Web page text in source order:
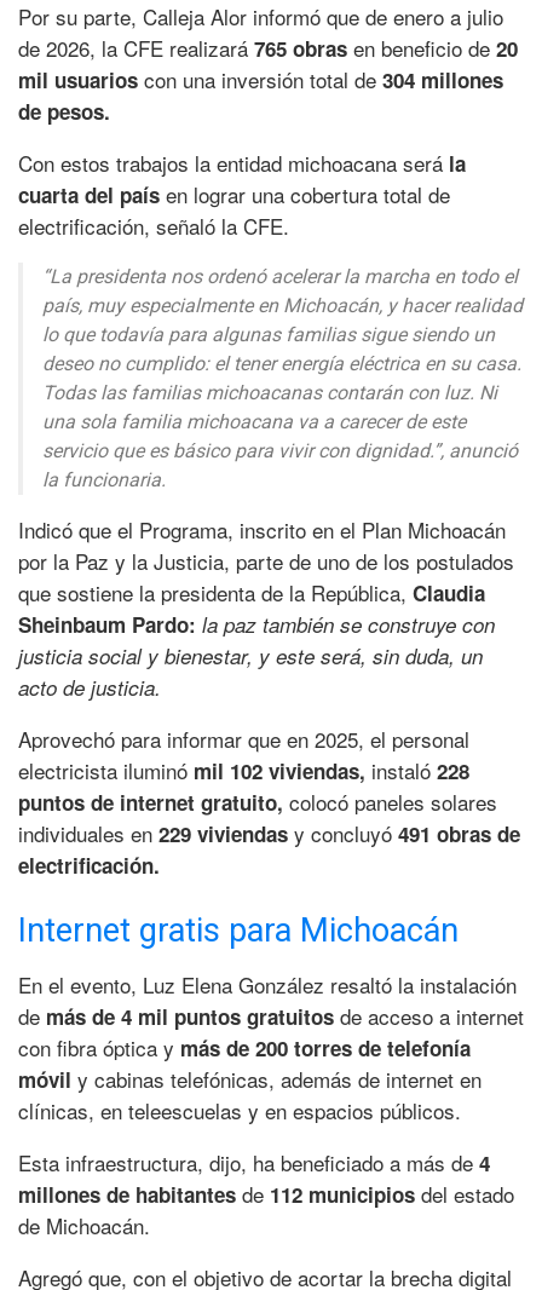
Por su parte, Calleja Alor informó que de enero a julio
de 2026, la CFE realizará 765 obras en beneficio de 20
mil usuarios con una inversión total de 304 millones
de pesos.
Con estos trabajos la entidad michoacana será la
cuarta del país en lograr una cobertura total de
electrificación, señaló la CFE.
“La presidenta nos ordenó acelerar la marcha en todo el
país, muy especialmente en Michoacán, y hacer realidad
lo que todavía para algunas familias sigue siendo un
deseo no cumplido: el tener energía eléctrica en su casa.
Todas las familias michoacanas contarán con luz. Ni
una sola familia michoacana va a carecer de este
servicio que es básico para vivir con dignidad.”, anunció
la funcionaria.
Indicó que el Programa, inscrito en el Plan Michoacán
por la Paz y la Justicia, parte de uno de los postulados
que sostiene la presidenta de la República, Claudia
Sheinbaum Pardo: la paz también se construye con
justicia social y bienestar, y este será, sin duda, un
acto de justicia.
Aprovechó para informar que en 2025, el personal
electricista iluminó mil 102 viviendas, instaló 228
puntos de internet gratuito, colocó paneles solares
individuales en 229 viviendas y concluyó 491 obras de
electrificación.
Internet gratis para Michoacán
En el evento, Luz Elena González resaltó la instalación
de más de 4 mil puntos gratuitos de acceso a internet
con fibra óptica y más de 200 torres de telefonía
móvil y cabinas telefónicas, además de internet en
clínicas, en teleescuelas y en espacios públicos.
Esta infraestructura, dijo, ha beneficiado a más de 4
millones de habitantes de 112 municipios del estado
de Michoacán.
Agregó que, con el objetivo de acortar la brecha digital